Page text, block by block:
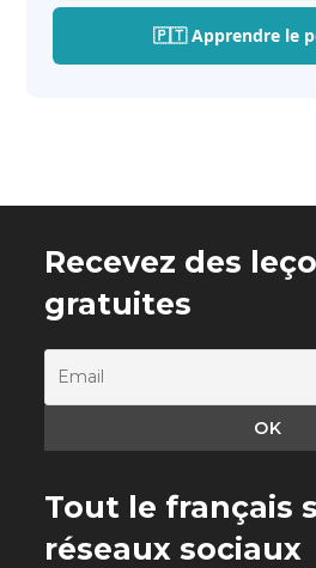
🇵🇹 Apprendre le
Recevez des
gratuites
Tout le français
réseaux sociaux